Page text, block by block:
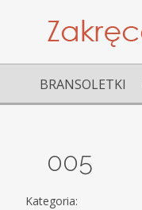
BRANSOLETKI
005
Kategoria: